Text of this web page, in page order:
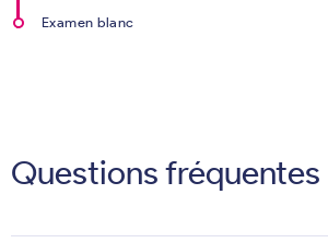
Examen blanc
Questions fréquentes